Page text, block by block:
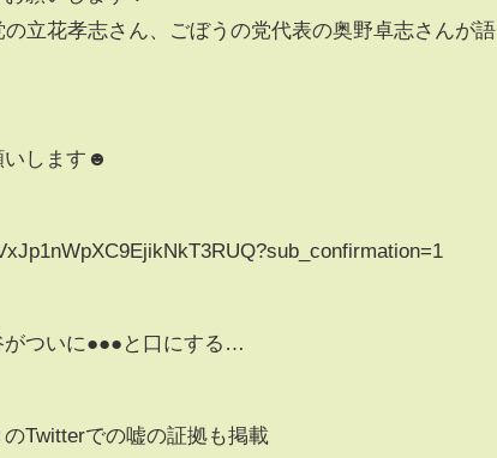
立花孝志さん、ごぼうの党代表の奥野卓志さんが語
いします☻
ついに●●●と口にする…
Twitterでの嘘の証拠も掲載